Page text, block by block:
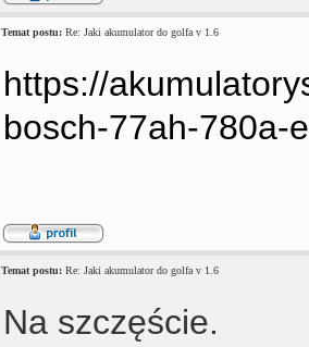
Temat postu: Re: Jaki akumulator do golfa v 1.6
https://
bosch-77ah-780a-
Temat postu: Re: Jaki akumulator do golfa v 1.6
Na szczęście.